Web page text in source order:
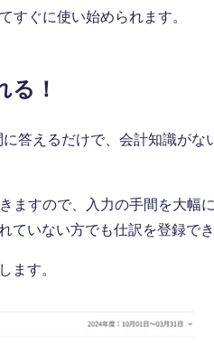
すぐに使い始められます。
！
答えるだけで、会計知識がな
ますので、入力の手間を大幅
ていない方でも仕訳を登録で
ます。